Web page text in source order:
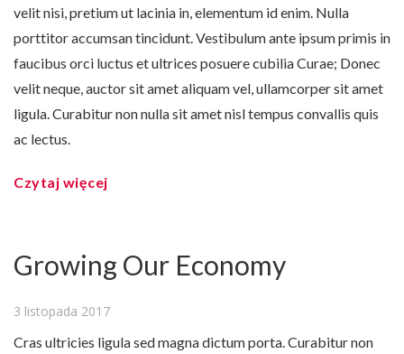
velit nisi, pretium ut lacinia in, elementum id enim. Nulla
porttitor accumsan tincidunt. Vestibulum ante ipsum primis in
faucibus orci luctus et ultrices posuere cubilia Curae; Donec
velit neque, auctor sit amet aliquam vel, ullamcorper sit amet
ligula. Curabitur non nulla sit amet nisl tempus convallis quis
ac lectus.
Czytaj więcej
Growing Our Economy
3 listopada 2017
Cras ultricies ligula sed magna dictum porta. Curabitur non